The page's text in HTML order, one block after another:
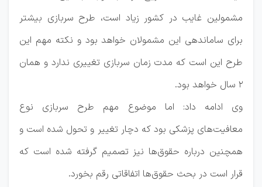
مشمولین غایب در کشور زیاد است، طرح سربازی بیشتر
برای ساماندهی این مشمولان خواهد بود و نکته مهم این
طرح این است که مدت زمان سربازی تغییری ندارد و همان
2 سال خواهد بود.
وی ادامه داد: اما موضوع مهم طرح سربازی نوع
معافیت‌های پزشکی بود که دچار تغییر و تحول شده است و
همچنین درباره حقوق‌ها نیز تصمیم گرفته شده است که
قرار است در بحث حقوق‌ها اتفاقاتی رقم بخورد.